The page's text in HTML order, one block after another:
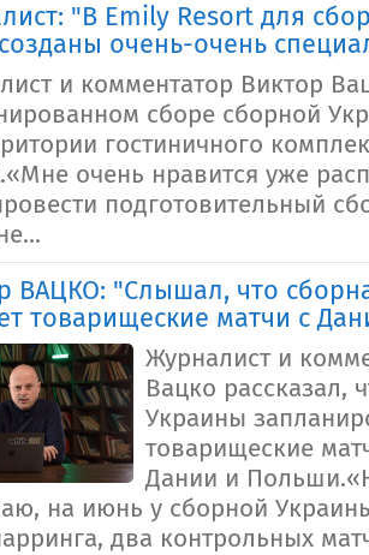
"В Emily Resort для
очень-очень
и комментатор Виктор
сборе сборной
гостиничного
очень нравится уже
подготовительный
ВАЦКО: "Слышал, что
товарищеские матчи с
Журналист и
Вацко рассказал,
Украины
товарищеские
Дании и
на июнь у сборной
два контрольных